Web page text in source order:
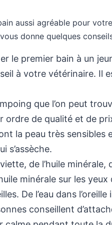
aussi agréable pour
vous donne quelques
le premier bain à un
à votre vétérinaire. Il
que l’on peut
ordre de qualité et de
la peau très sensibles
s’assèche.
de l’huile
minérale sur les
De l’eau dans
conseillent